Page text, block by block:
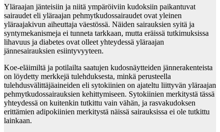
Yläraajan jänteisiin ja niitä ympäröiviin kudoksiin paikantuvat
sairaudet eli yläraajan pehmytkudossairaudet ovat yleinen
yläraajakivun aiheuttaja väestössä. Näiden sairauksien syitä ja
syntymekanismeja ei tunneta tarkkaan, mutta eräissä tutkimuksissa
lihavuus ja diabetes ovat olleet yhteydessä yläraajan
jännesairauksien esiintyvyyteen.
Koe-eläimiltä ja potilailta saatujen kudosnäytteiden jännerakenteista
on löydetty merkkejä tulehduksesta, minkä perusteella
tulehdusvälittäjäaineiden eli sytokiinien on ajateltu liittyvän yläraajan
pehmytkudossairauksien kehittymiseen. Sytokiinien merkitystä tässä
yhteydessä on kuitenkin tutkittu vain vähän, ja rasvakudoksen
erittämien adipokiinien merkitystä näissä sairauksissa ei ole tutkittu
lainkaan.